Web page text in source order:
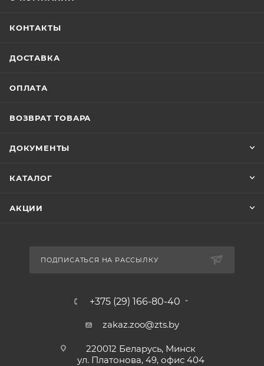
КОНТАКТЫ
ДОСТАВКА
ОПЛАТА
ВОЗВРАТ ТОВАРА
ДОКУМЕНТЫ
КАТАЛОГ
АКЦИИ
ПОДПИСАТЬСЯ НА РАССЫЛКУ
+375 (29) 166-80-40
zakaz.zoo@zts.by
220012 Беларусь, Минск
ул. Платонова, 49, офис 404